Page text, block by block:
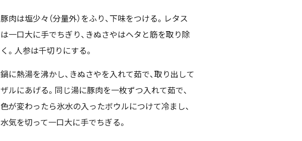
豚肉は塩少々（分量外）をふり、下味をつける。レタス
は一口大に手でちぎり、きぬさやはヘタと筋を取り除
く。人参は千切りにする。
鍋に熱湯を沸かし、きぬさやを入れて茹で、取り出して
ザルにあげる。同じ湯に豚肉を一枚ずつ入れて茹で、
色が変わったら氷水の入ったボウルにつけて冷まし、
水気を切って一口大に手でちぎる。